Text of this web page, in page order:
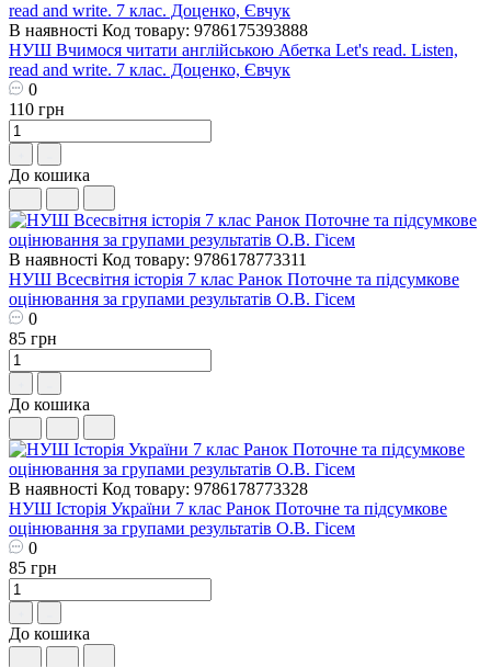
В наявності Код товару: 9786175393888
НУШ Вчимося читати англійською Абетка Let's read. Listen,
read and write. 7 клас. Доценко, Євчук
0
110 грн
До кошика
В наявності Код товару: 9786178773311
НУШ Всесвітня історія 7 клас Ранок Поточне та підсумкове
оцінювання за групами результатів О.В. Гісем
0
85 грн
До кошика
В наявності Код товару: 9786178773328
НУШ Історія України 7 клас Ранок Поточне та підсумкове
оцінювання за групами результатів О.В. Гісем
0
85 грн
До кошика